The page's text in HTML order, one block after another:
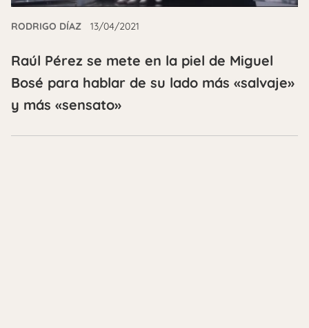
RODRIGO DÍAZ 13/04/2021
Raúl Pérez se mete en la piel de Miguel
Bosé para hablar de su lado más «salvaje»
y más «sensato»